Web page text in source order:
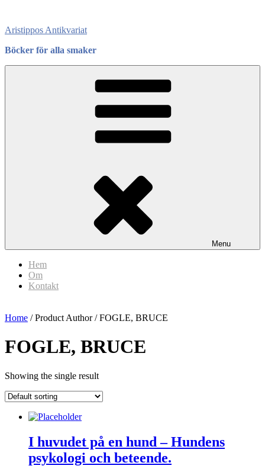
content
Aristippos Antikvariat
Böcker för alla smaker
Menu
Hem
Om
Kontakt
Home / Product Author / FOGLE, BRUCE
FOGLE, BRUCE
Showing the single result
I huvudet på en hund – Hundens
psykologi och beteende.